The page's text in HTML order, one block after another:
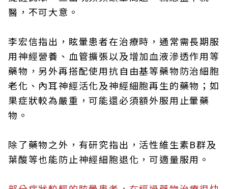
醫，不可大意。
李宏信指出，眩暈患者在治療時，通常需長期服
用神經營養、血管擴張以及增加血液滲透作用等
藥物，另外再搭配使用抗自由基等藥物防治細胞
老化、內耳神經活化及神經細胞再生的藥物；如
果症狀較為嚴重，可能還必須額外服用止暈藥
物。
除了藥物之外，有研究指出，活性維生素B群及
葉酸等也能防止神經細胞退化，可適量服用。